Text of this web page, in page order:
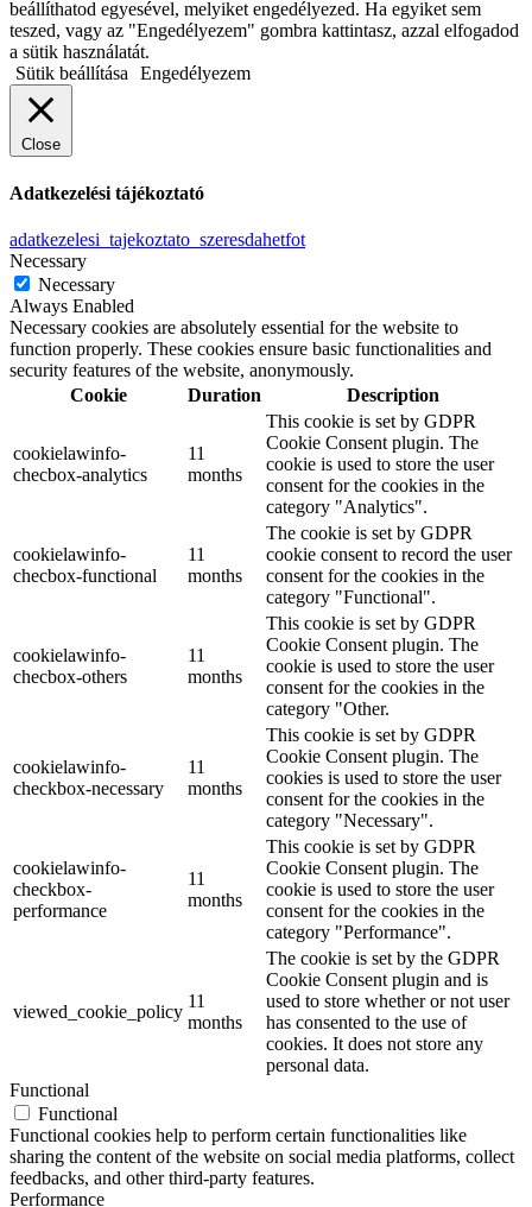
beállíthatod egyesével, melyiket engedélyezed. Ha egyiket sem
teszed, vagy az "Engedélyezem" gombra kattintasz, azzal elfogadod
a sütik használatát.
Sütik beállítása
Engedélyezem
Close
Adatkezelési tájékoztató
adatkezelesi_tajekoztato_szeresdahetfot
Necessary
Necessary
Always Enabled
Necessary cookies are absolutely essential for the website to
function properly. These cookies ensure basic functionalities and
security features of the website, anonymously.
Cookie
Duration Description
cookielawinfo-
checbox-analytics
11
months
This cookie is set by GDPR
Cookie Consent plugin. The
cookie is used to store the user
consent for the cookies in the
category "Analytics".
cookielawinfo-
checbox-functional
11
months
The cookie is set by GDPR
cookie consent to record the user
consent for the cookies in the
category "Functional".
cookielawinfo-
checbox-others
11
months
This cookie is set by GDPR
Cookie Consent plugin. The
cookie is used to store the user
consent for the cookies in the
category "Other.
cookielawinfo-
checkbox-necessary
11
months
This cookie is set by GDPR
Cookie Consent plugin. The
cookies is used to store the user
consent for the cookies in the
category "Necessary".
cookielawinfo-
checkbox-
performance
11
months
This cookie is set by GDPR
Cookie Consent plugin. The
cookie is used to store the user
consent for the cookies in the
category "Performance".
viewed_cookie_policy
11
months
The cookie is set by the GDPR
Cookie Consent plugin and is
used to store whether or not user
has consented to the use of
cookies. It does not store any
personal data.
Functional
Functional
Functional cookies help to perform certain functionalities like
sharing the content of the website on social media platforms, collect
feedbacks, and other third-party features.
Performance